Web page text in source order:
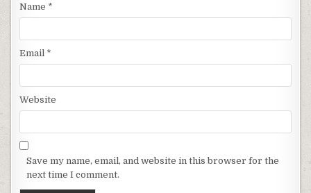
Name *
Email *
Website
Save my name, email, and website in this browser for the
next time I comment.